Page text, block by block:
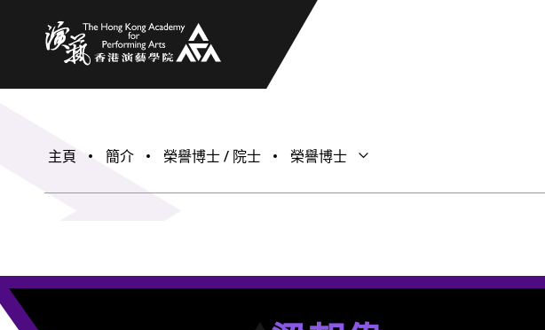
主頁 簡介 榮譽博士 / 院士 榮譽博士 打開子選單
關閉子選單